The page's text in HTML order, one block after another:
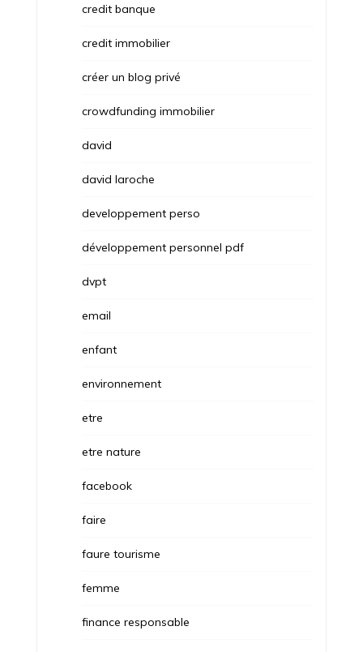
credit banque
credit immobilier
créer un blog privé
crowdfunding immobilier
david
david laroche
developpement perso
développement personnel pdf
dvpt
email
enfant
environnement
etre
etre nature
facebook
faire
faure tourisme
femme
finance responsable